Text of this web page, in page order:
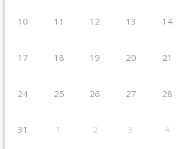
10 11 12 13 14
17 18 19 20 21
24 25 26 27 28
31 1 2 3 4